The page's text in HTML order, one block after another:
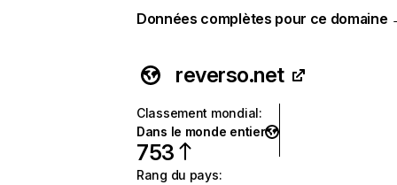
Données complètes pour ce domaine
reverso.net
Classement mondial:
Dans le monde entier
753
Rang du pays: